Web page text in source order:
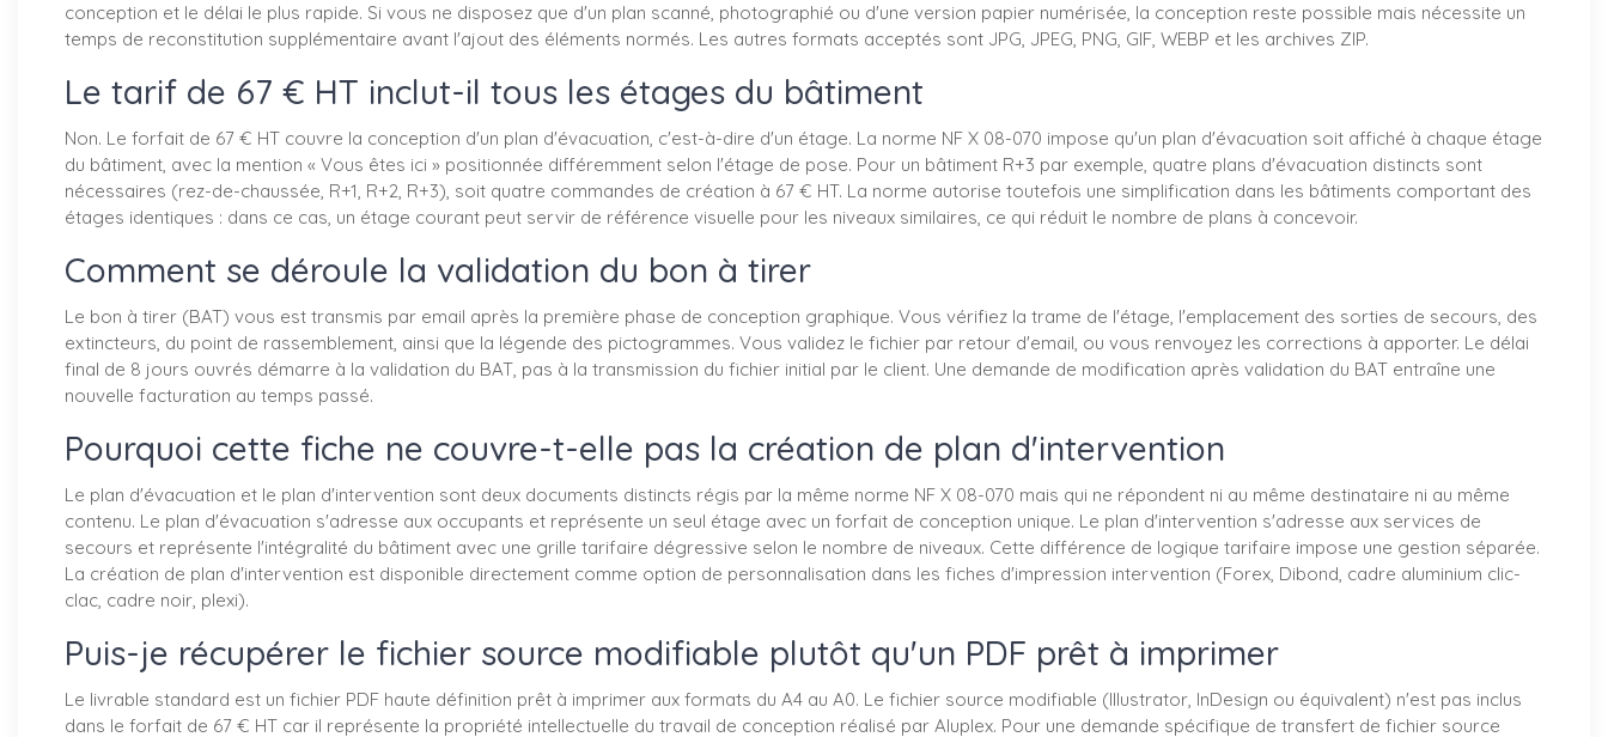
conception et le délai le plus rapide. Si vous ne disposez que d'un plan scanné, photographié ou d'une version papier numérisée, la conception reste possible mais nécessite un
temps de reconstitution supplémentaire avant l'ajout des éléments normés. Les autres formats acceptés sont JPG, JPEG, PNG, GIF, WEBP et les archives ZIP.
Le tarif de 67 € HT inclut-il tous les étages du bâtiment
Non. Le forfait de 67 € HT couvre la conception d'un plan d'évacuation, c'est-à-dire d'un étage. La norme NF X 08-070 impose qu'un plan d'évacuation soit affiché à chaque étage
du bâtiment, avec la mention « Vous êtes ici » positionnée différemment selon l'étage de pose. Pour un bâtiment R+3 par exemple, quatre plans d'évacuation distincts sont
nécessaires (rez-de-chaussée, R+1, R+2, R+3), soit quatre commandes de création à 67 € HT. La norme autorise toutefois une simplification dans les bâtiments comportant des
étages identiques : dans ce cas, un étage courant peut servir de référence visuelle pour les niveaux similaires, ce qui réduit le nombre de plans à concevoir.
Comment se déroule la validation du bon à tirer
Le bon à tirer (BAT) vous est transmis par email après la première phase de conception graphique. Vous vérifiez la trame de l'étage, l'emplacement des sorties de secours, des
extincteurs, du point de rassemblement, ainsi que la légende des pictogrammes. Vous validez le fichier par retour d'email, ou vous renvoyez les corrections à apporter. Le délai
final de 8 jours ouvrés démarre à la validation du BAT, pas à la transmission du fichier initial par le client. Une demande de modification après validation du BAT entraîne une
nouvelle facturation au temps passé.
Pourquoi cette fiche ne couvre-t-elle pas la création de plan d'intervention
Le plan d'évacuation et le plan d'intervention sont deux documents distincts régis par la même norme NF X 08-070 mais qui ne répondent ni au même destinataire ni au même
contenu. Le plan d'évacuation s'adresse aux occupants et représente un seul étage avec un forfait de conception unique. Le plan d'intervention s'adresse aux services de
secours et représente l'intégralité du bâtiment avec une grille tarifaire dégressive selon le nombre de niveaux. Cette différence de logique tarifaire impose une gestion séparée.
La création de plan d'intervention est disponible directement comme option de personnalisation dans les fiches d'impression intervention (Forex, Dibond, cadre aluminium clic-
clac, cadre noir, plexi).
Puis-je récupérer le fichier source modifiable plutôt qu'un PDF prêt à imprimer
Le livrable standard est un fichier PDF haute définition prêt à imprimer aux formats du A4 au A0. Le fichier source modifiable (Illustrator, InDesign ou équivalent) n'est pas inclus
dans le forfait de 67 € HT car il représente la propriété intellectuelle du travail de conception réalisé par Aluplex. Pour une demande spécifique de transfert de fichier source